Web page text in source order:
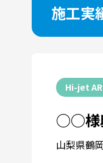
施工実
Hi-jet
○○様
山梨県鶴